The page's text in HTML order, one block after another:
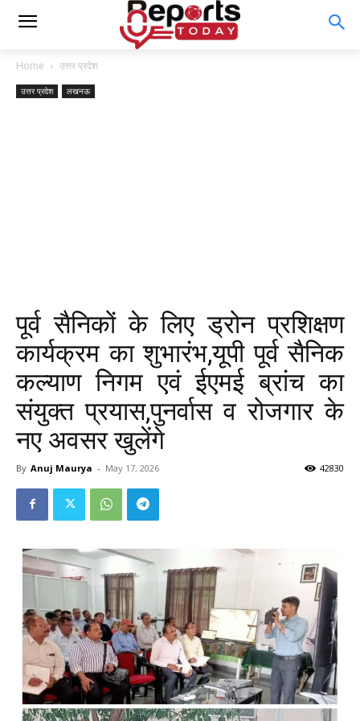
Home उत्तर प्रदेश
उत्तर प्रदेश लखनऊ
पूर्व सैनिकों के लिए ड्रोन प्रशिक्षण
कार्यक्रम का शुभारंभ,यूपी पूर्व सैनिक
कल्याण निगम एवं ईएमई ब्रांच का
संयुक्त प्रयास,पुनर्वास व रोजगार के
नए अवसर खुलेंगे
By Anuj Maurya - May 17, 2026 42830